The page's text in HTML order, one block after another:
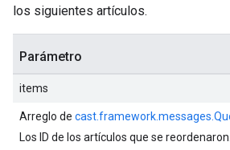
los siguientes artículos.
Parámetro
items
Arreglo de
Los ID de los artículos que se reordenaron.